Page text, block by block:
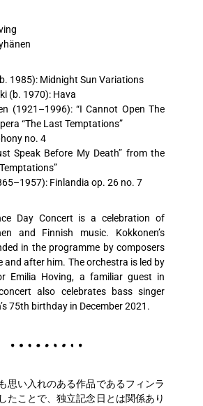
1985): Midnight Sun Variations
(b. 1970): Hava
(1921–1996): “I Cannot Open The
“The Last Temptations”
no. 4
Speak Before My Death” from the
Finlandia op. 26 no. 7
Day Concert is a celebration of
and Finnish music. Kokkonen’s
in the programme by composers
and after him. The orchestra is led by
Emilia Hoving, a familiar guest in
also celebrates bass singer
75th birthday in December 2021.
思い入れのある作品であるフィンラ
たことで、独立記念日とは関係あり